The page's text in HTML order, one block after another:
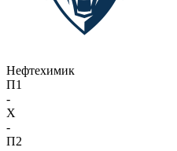
Нефтехимик
П1
-
X
-
П2